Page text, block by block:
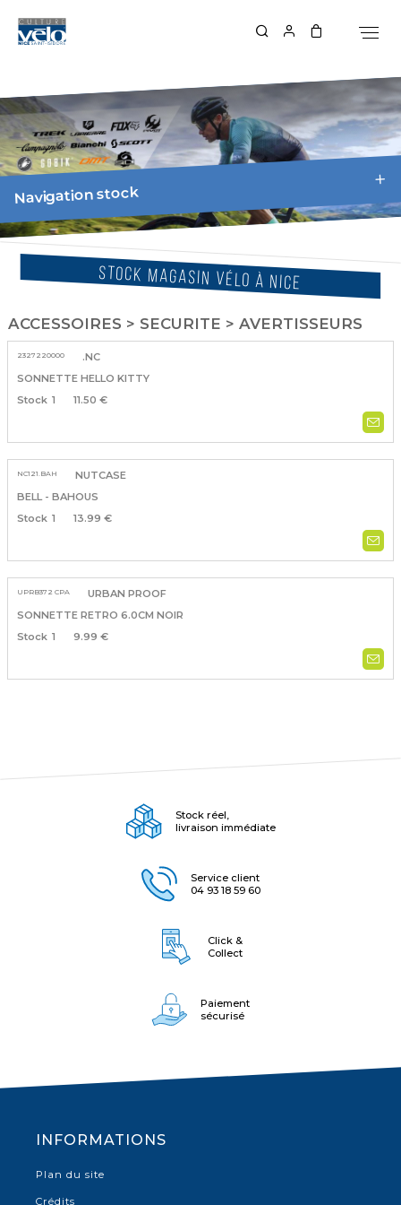
STOCK MAGASIN VÉLO À NICE
ACCESSOIRES > SECURITE > AVERTISSEURS
2327220000
.NC
SONNETTE HELLO KITTY
1
11.50 €
NC121.BAH
NUTCASE
BELL - BAHOUS
1
13.99 €
UPRB372 CPA
URBAN PROOF
SONNETTE RETRO 6.0CM NOIR
1
9.99 €
Navigation stock
Stock réel,
livraison immédiate
Service client
04 93 18 59 60
Click &
Collect
Paiement
sécurisé
INFORMATIONS
Plan du site
Crédits